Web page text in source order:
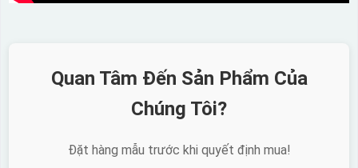
Quan Tâm Đến Sản Phẩm Của
Chúng Tôi?
Đặt hàng mẫu trước khi quyết định mua!